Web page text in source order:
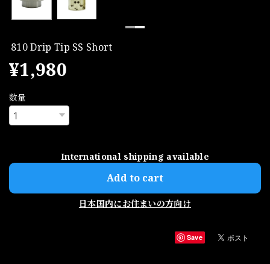
810 Drip Tip SS Short
¥1,980
数量
International shipping available
Add to cart
日本国内にお住まいの方向け
Save